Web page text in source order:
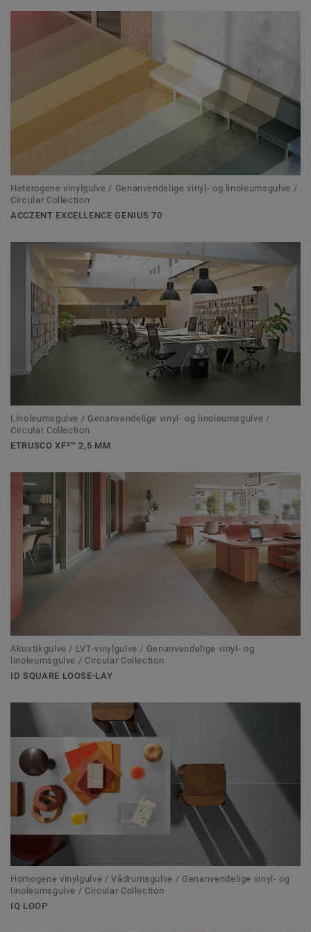
Heterogene vinylgulve / Genanvendelige vinyl- og linoleumsgulve /
Circular Collection
ACCZENT EXCELLENCE GENIUS 70
Linoleumsgulve / Genanvendelige vinyl- og linoleumsgulve /
Circular Collection
ETRUSCO XF²™ 2,5 MM
Akustikgulve / LVT-vinylgulve / Genanvendelige vinyl- og
linoleumsgulve / Circular Collection
ID SQUARE LOOSE-LAY
Homogene vinylgulve / Vådrumsgulve / Genanvendelige vinyl- og
linoleumsgulve / Circular Collection
IQ LOOP